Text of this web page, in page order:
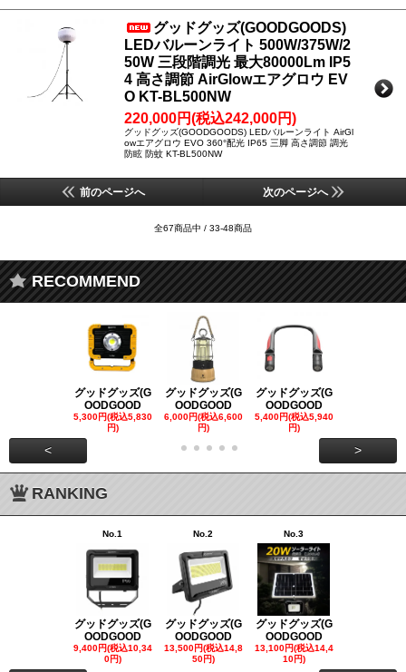
グッドグッズ(GOODGOODS)
LEDバルーンライト 500W/375W/2
50W 三段階調光 最大80000Lm IP5
4 高さ調節 AirGlowエアグロウ EV
O KT-BL500NW
220,000円(税込242,000円)
グッドグッズ(GOODGOODS) LEDバルーンライト AirGl
owエアグロウ EVO 360°配光 IP65 三脚 高さ調節 調光
防眩 防蚊 KT-BL500NW
前のページへ 次のページへ
全67商品中 / 33-48商品
RECOMMEND
グッドグッズ(G
OODGOOD
5,300円(税込5,830
円)
グッドグッズ(G
OODGOOD
6,000円(税込6,600
円)
グッドグッズ(G
OODGOOD
5,400円(税込5,940
円)
< >
RANKING
No.1
グッドグッズ(G
OODGOOD
9,400円(税込10,34
0円)
No.2
グッドグッズ(G
OODGOOD
13,500円(税込14,8
50円)
No.3
グッドグッズ(G
OODGOOD
13,100円(税込14,4
10円)